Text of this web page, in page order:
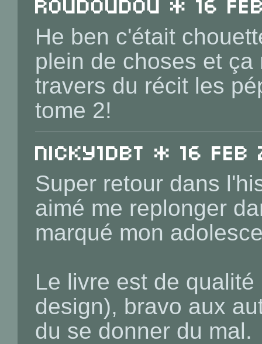
He ben c'était
plein de choses et
travers du récit les
tome 2!
Nicky1DBT * 16
Super retour dans
aimé me replonger
marqué mon
Le livre est de
design), bravo aux
du se donner du mal.